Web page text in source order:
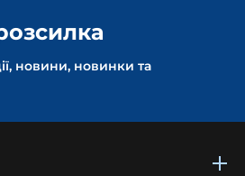
новини, новинки та